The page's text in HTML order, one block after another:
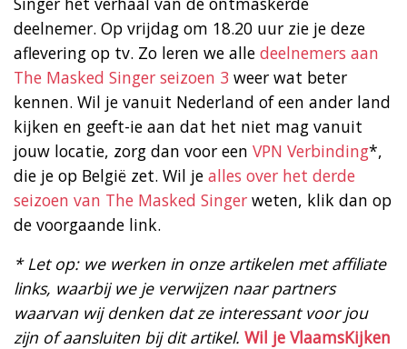
deelnemer. Op vrijdag om 18.20 uur zie je deze
aflevering op tv. Zo leren we alle deelnemers aan
The Masked Singer seizoen 3 weer wat beter
kennen. Wil je vanuit Nederland of een ander land
kijken en geeft-ie aan dat het niet mag vanuit
jouw locatie, zorg dan voor een VPN Verbinding*,
die je op België zet. Wil je alles over het derde
seizoen van The Masked Singer weten, klik dan op
de voorgaande link.
* Let op: we werken in onze artikelen met affiliate
links, waarbij we je verwijzen naar partners
waarvan wij denken dat ze interessant voor jou
zijn of aansluiten bij dit artikel. Wil je VlaamsKijken